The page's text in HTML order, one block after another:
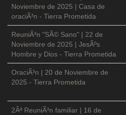
Noviembre de 2025 | Casa de
oraciÃ³n - Tierra Prometida
ReuniÃ³n "SÃ© Sano" | 22 de
Noviembre de 2025 | JesÃºs
Hombre y Dios - Tierra Prometida
OraciÃ³n | 20 de Noviembre de
2025 - Tierra Prometida
2Âª ReuniÃ³n familiar | 16 de